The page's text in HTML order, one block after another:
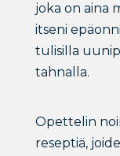
joka on aina
itseni
tulisilla
tahnalla.
Opettelin
reseptiä,